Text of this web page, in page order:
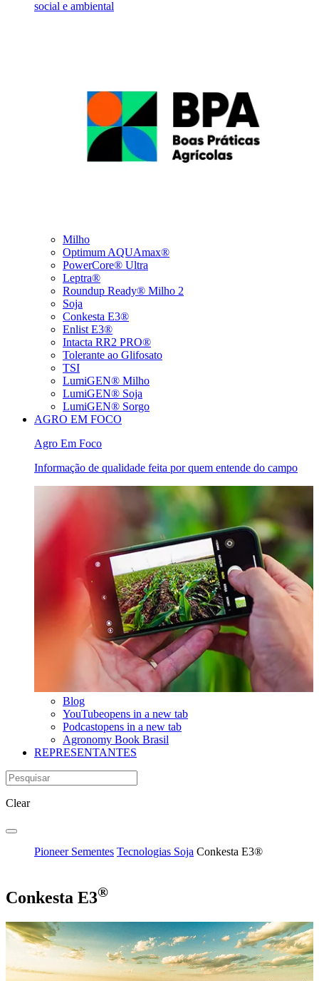
social e ambiental
Milho
Optimum AQUAmax®
PowerCore® Ultra
Leptra®
Roundup Ready® Milho 2
Soja
Conkesta E3®
Enlist E3®
Intacta RR2 PRO®
Tolerante ao Glifosato
TSI
LumiGEN® Milho
LumiGEN® Soja
LumiGEN® Sorgo
AGRO EM FOCO
Agro Em Foco
Informação de qualidade feita por quem entende do campo
Blog
YouTubeopens in a new tab
Podcastopens in a new tab
Agronomy Book Brasil
REPRESENTANTES
Clear
Pioneer Sementes Tecnologias Soja Conkesta E3®
Conkesta E3®